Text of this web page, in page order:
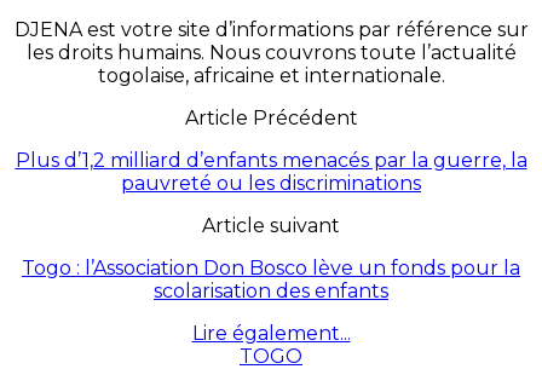
DJENA est votre site d’informations par référence sur
les droits humains. Nous couvrons toute l’actualité
togolaise, africaine et internationale.
Article Précédent
Plus d’1,2 milliard d’enfants menacés par la guerre, la
pauvreté ou les discriminations
Article suivant
Togo : l’Association Don Bosco lève un fonds pour la
scolarisation des enfants
Lire également...
TOGO